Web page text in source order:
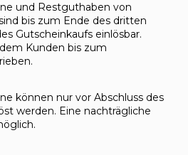
und Restguthaben von
bis zum Ende des dritten
Gutscheinkaufs einlösbar.
Kunden bis zum
können nur vor Abschluss des
werden. Eine nachträgliche